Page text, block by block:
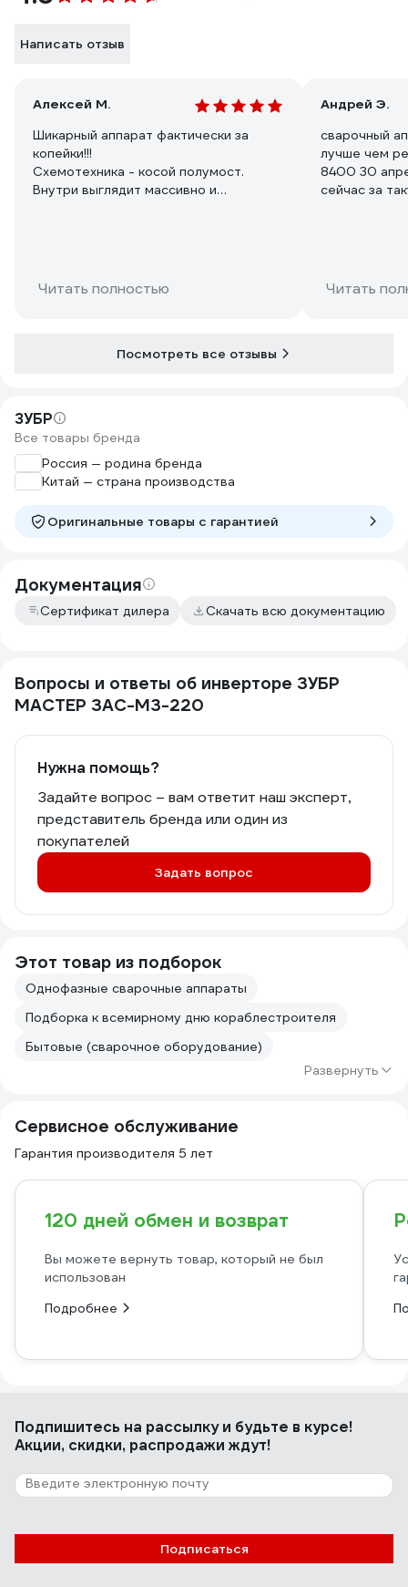
Написать отзыв
Алексей М.
Шикарный аппарат фактически за
копейки!!!
Схемотехника - косой полумост.
Внутри выглядит массивно и
Читать полностью
Андрей Э.
сварочный
лучше чем
8400 30
сейчас за
Читать
Посмотреть все отзывы
ЗУБР
Все товары бренда
Россия — родина бренда
Китай — страна производства
Оригинальные товары c гарантией
Документация
Сертификат дилера Скачать всю документацию
Вопросы и ответы об инверторе ЗУБР
МАСТЕР ЗАС-М3-220
Нужна помощь?
Задайте вопрос – вам ответит наш эксперт,
представитель бренда или один из
покупателей
Задать вопрос
Этот товар из подборок
Однофазные сварочные аппараты
Подборка к всемирному дню кораблестроителя
Бытовые (сварочное оборудование)
Развернуть
Сервисное обслуживание
Гарантия производителя 5 лет
120 дней обмен и возврат
Вы можете вернуть товар, который не был
использован
Подробнее
Подпишитесь на рассылкуи будьте в курсе!
Акции, скидки, распродажи ждут!
Подписаться